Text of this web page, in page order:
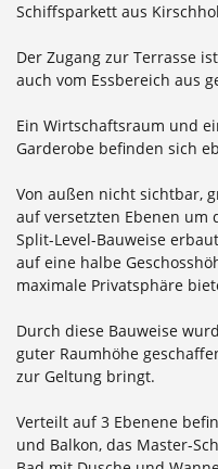
Schiffsparkett aus
Der Zugang zur Terrasse
auch vom Essbereich aus
Ein Wirtschaftsraum und
Garderobe befinden sich
Von außen nicht sichtbar,
auf versetzten Ebenen
Split-Level-Bauweise
auf eine halbe
maximale Privatsphäre
Durch diese Bauweise
guter Raumhöhe
zur Geltung bringt.
Verteilt auf 3 Ebenene
und Balkon, das Master-